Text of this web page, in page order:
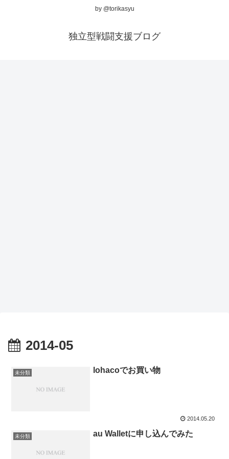
by @torikasyu
独立型戦闘支援ブログ
2014-05
未分類 lohacoでお買い物
2014.05.20
未分類 au Walletに申し込んでみた